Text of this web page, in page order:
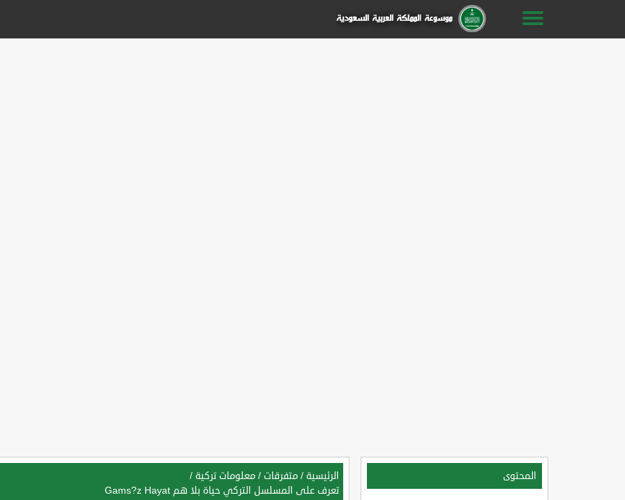
المحتوى الرئيسية / متفرقات / معلومات تركية /
تعرف على المسلسل التركي حياة بلا هم Gams?z Hayat